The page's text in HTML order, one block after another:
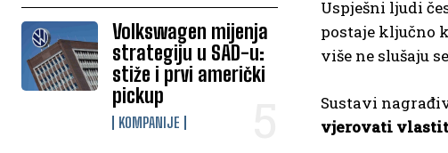
Volkswagen mijenja
strategiju u SAD-u:
stiže i prvi američki
pickup
KOMPANIJE
Uspješni ljudi
postaje ključno
više ne slušaju
Sustavi
vjerovati